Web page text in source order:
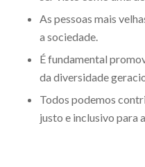
As pessoas mais
a sociedade.
É fundamental
da diversidade
Todos podemos
justo e inclusivo para